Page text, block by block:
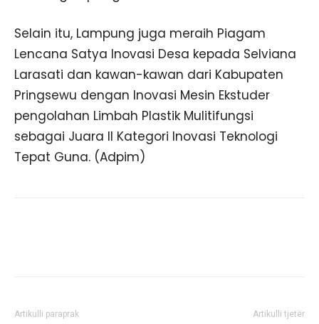
Selain itu, Lampung juga meraih Piagam
Lencana Satya Inovasi Desa kepada Selviana
Larasati dan kawan-kawan dari Kabupaten
Pringsewu dengan Inovasi Mesin Ekstuder
pengolahan Limbah Plastik Mulitifungsi
sebagai Juara II Kategori Inovasi Teknologi
Tepat Guna. (Adpim)
Artikulli paraprak Artikulli tjetër